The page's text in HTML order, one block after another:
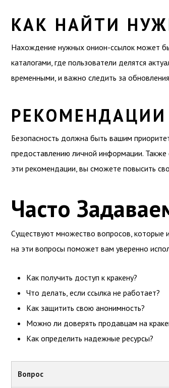
КАК НАЙТИ
Нахождение нужных онион-ссылок может
каталогами, где пользователи делятся
временными, и важно следить за
Безопасность должна быть вашим
предоставлению личной информации.
эти рекомендации, вы сможете повысить
Часто
Существуют множество вопросов, которые
на эти вопросы поможет вам уверенно
Как получить доступ к кракену?
Что делать, если ссылка не работает?
Как защитить свою анонимность?
Можно ли доверять продавцам на
Как определить надежные ресурсы?
Вопрос